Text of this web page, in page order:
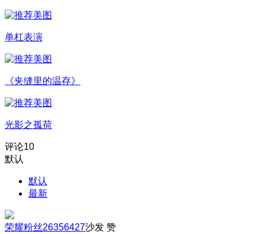
单杠表演
《夹缝里的温存》
光影之孤荷
评论10
默认
默认
最新
荣耀粉丝26356427沙发 赞